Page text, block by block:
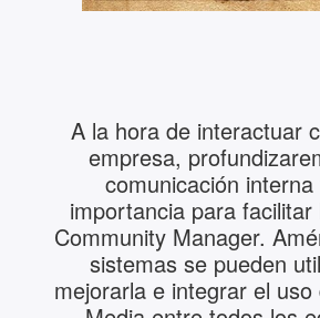
A la hora de interactuar
empresa,
comunicación
importancia para facilitar
Community Manager.
sistemas se pueden
mejorarla e integrar el uso